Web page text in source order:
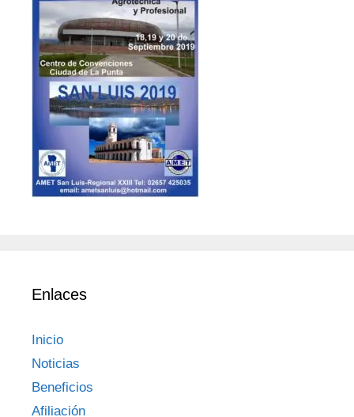
Enlaces
Inicio
Noticias
Beneficios
Afiliación